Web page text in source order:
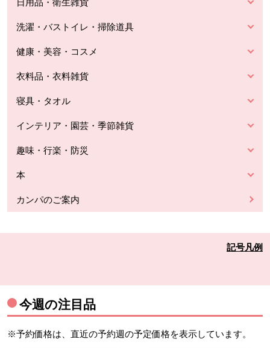
日用品・衛生雑貨
洗濯・バストイレ・掃除道具
健康・美容・コスメ
衣料品・衣料雑貨
寝具・タオル
インテリア・園芸・季節雑貨
趣味・行楽・防災
本
カンパのご案内
記号凡例
今週の注目品
※予約価格は、直近の予約週の予定価格を表示しています。